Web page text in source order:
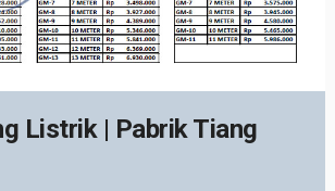
Listrik | Pabrik Tiang